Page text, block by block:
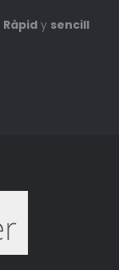
Ràpidy sencill